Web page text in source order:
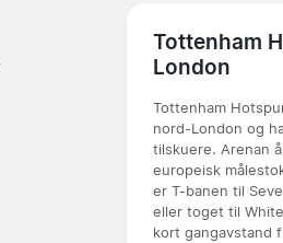
Tottenham
London
Tottenham
nord-London og
tilskuere. Arenan
europeisk
er T-banen til
eller toget til
kort gangavstand